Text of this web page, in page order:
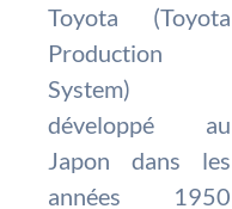
Toyota (Toyota
Production
System)
développé au
Japon dans les
années 1950